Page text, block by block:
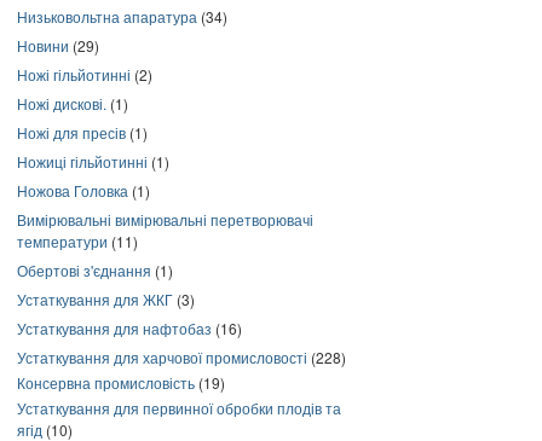
Низьковольтна апаратура (34)
Новини (29)
Ножі гільйотинні (2)
Ножі дискові. (1)
Ножі для пресів (1)
Ножиці гільйотинні (1)
Ножова Головка (1)
Вимірювальні вимірювальні перетворювачі
температури (11)
Обертові з'єднання (1)
Устаткування для ЖКГ (3)
Устаткування для нафтобаз (16)
Устаткування для харчової промисловості (228)
Консервна промисловість (19)
Устаткування для первинної обробки плодів та
ягід (10)